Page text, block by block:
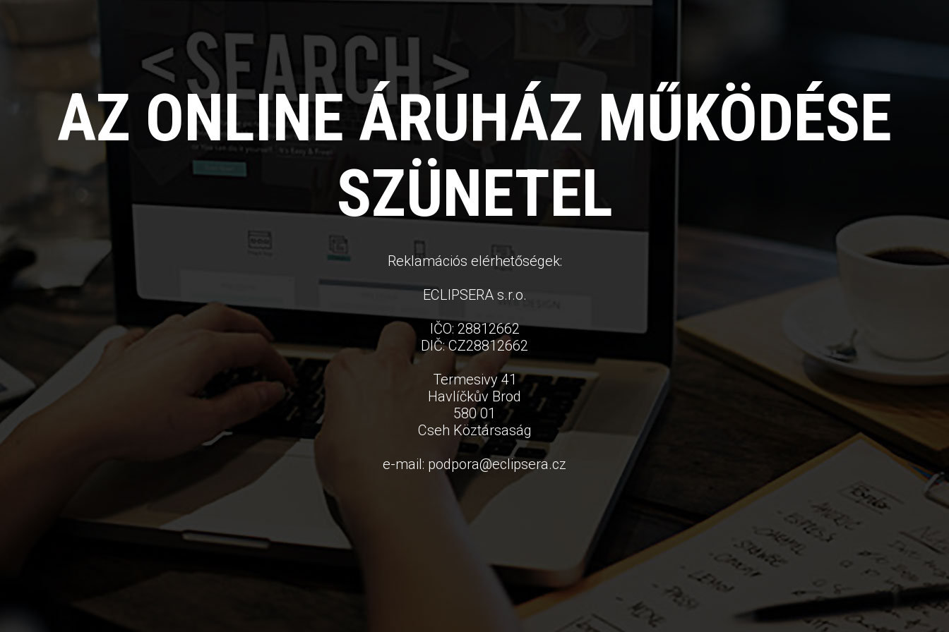
AZ ONLINE ÁRUHÁZ MŰKÖDÉSE
SZÜNETEL
Reklamációs elérhetőségek:
ECLIPSERA s.r.o.
IČO: 28812662
DIČ: CZ28812662
Termesivy 41
Havlíčkův Brod
580 01
Cseh Köztársaság
e-mail: podpora@eclipsera.cz